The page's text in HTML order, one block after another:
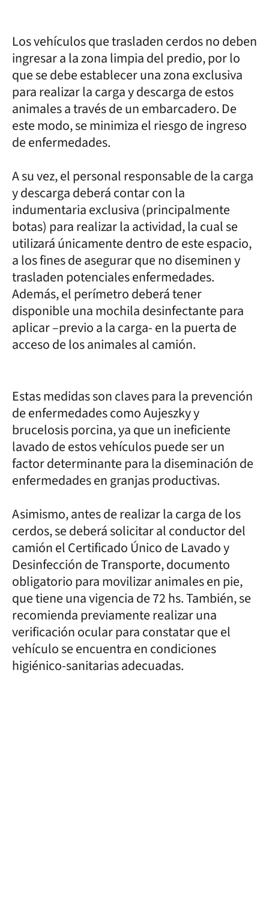
Los vehículos que trasladen cerdos no deben
ingresar a la zona limpia del predio, por lo
que se debe establecer una zona exclusiva
para realizar la carga y descarga de estos
animales a través de un embarcadero. De
este modo, se minimiza el riesgo de ingreso
de enfermedades.
A su vez, el personal responsable de la carga
y descarga deberá contar con la
indumentaria exclusiva (principalmente
botas) para realizar la actividad, la cual se
utilizará únicamente dentro de este espacio,
a los fines de asegurar que no diseminen y
trasladen potenciales enfermedades.
Además, el perímetro deberá tener
disponible una mochila desinfectante para
aplicar –previo a la carga- en la puerta de
acceso de los animales al camión.
Estas medidas son claves para la prevención
de enfermedades como Aujeszky y
brucelosis porcina, ya que un ineficiente
lavado de estos vehículos puede ser un
factor determinante para la diseminación de
enfermedades en granjas productivas.
Asimismo, antes de realizar la carga de los
cerdos, se deberá solicitar al conductor del
camión el Certificado Único de Lavado y
Desinfección de Transporte, documento
obligatorio para movilizar animales en pie,
que tiene una vigencia de 72 hs. También, se
recomienda previamente realizar una
verificación ocular para constatar que el
vehículo se encuentra en condiciones
higiénico-sanitarias adecuadas.